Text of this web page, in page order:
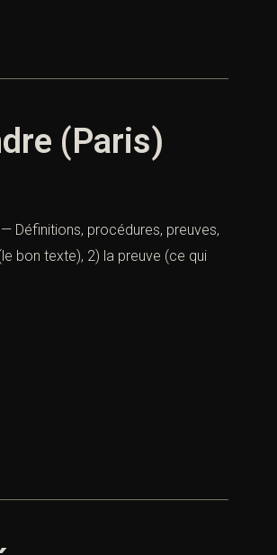
(Paris)
Définitions, procédures, preuves,
bon texte), 2) la preuve (ce qui